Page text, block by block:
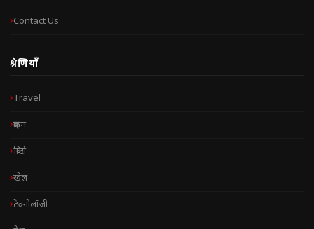
Contact Us
श्रेणियाँ
Travel
क्राइम
क्रिप्टो
खेल
टेक्नोलॉजी